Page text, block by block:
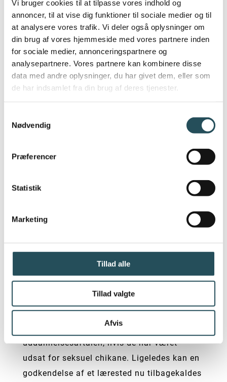
Vi bruger cookies til at tilpasse vores indhold og
annoncer, til at vise dig funktioner til sociale medier og til
at analysere vores trafik. Vi deler også oplysninger om
din brug af vores hjemmeside med vores partnere inden
for sociale medier, annonceringspartnere og
analysepartnere. Vores partnere kan kombinere disse
data med andre oplysninger, du har givet dem, eller som
de har indsamlet fra din brug af deres tjenester.
Nødvendig
Præferencer
Statistik
Marketing
Tillad alle
Tillad valgte
Afvis
om seksuel chikane, hvis denne ikke
allerede findes.
Samtidig hæves loftet for godtgørelse i
sager om seksuel chikane, således en
godtgørelse i særligt grove sager kan
krænkelser eller sager, hvor den krænkede
tilkendes godtgørelse direkte fra krænkeren.
Det betyder i praksis, at den krænkede part
ligebehandlingsloven. Hidtil var godtgørelse
fra arbejdsgiver og krænker behandlet i to
forskellige regelsæt.
Elever og lærlinge, som indgår i en af de
udsatte grupper, kan nu se bort fra fristen
på én måneds varsel for ophævelse af
uddannelsesaftalen, hvis de har været
udsat for seksuel chikane. Ligeledes kan en
godkendelse af et lærested nu tilbagekaldes